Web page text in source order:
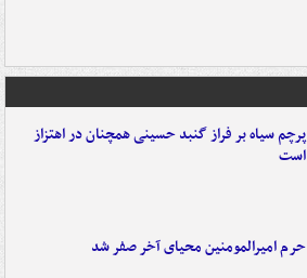
پرچم سیاه بر فراز گنبد حسینی همچنان در اهتزاز
است
حرم امیرالمومنین محیای آخر صفر شد